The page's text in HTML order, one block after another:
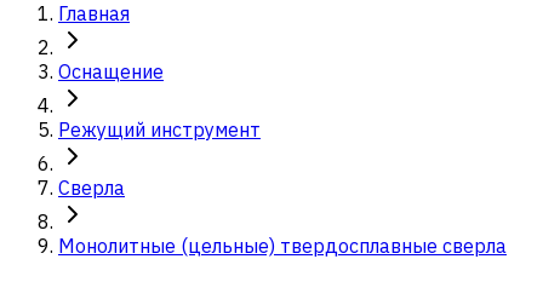
Главная
Оснащение
Режущий инструмент
Сверла
Монолитные (цельные) твердосплавные сверла